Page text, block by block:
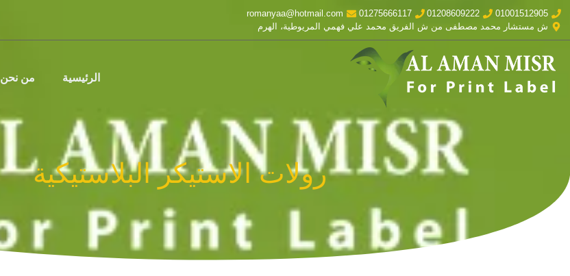
01001512905
01208609222
01275666117
romanyaa@hotmail.com
ش مستشار محمد مصطفى من ش الفريق محمد علي فهمي المريوطية، الهرم
الرئيسية من نحن
رولات الاستيكر البلاستيكية